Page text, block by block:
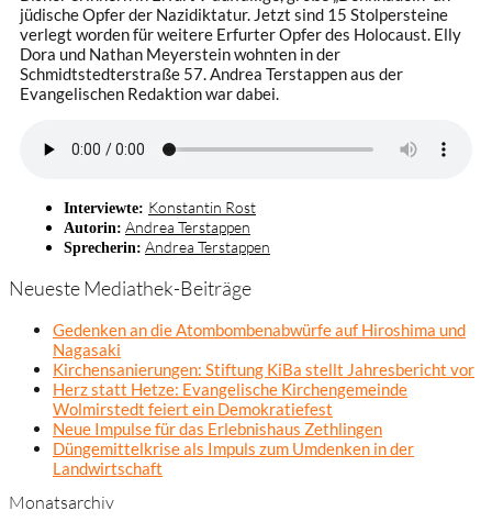
jüdische Opfer der Nazidiktatur. Jetzt sind 15 Stolpersteine
verlegt worden für weitere Erfurter Opfer des Holocaust. Elly
Dora und Nathan Meyerstein wohnten in der
Schmidtstedterstraße 57. Andrea Terstappen aus der
Evangelischen Redaktion war dabei.
Interviewte: Konstantin Rost
Autorin: Andrea Terstappen
Sprecherin: Andrea Terstappen
Neueste Mediathek-Beiträge
Gedenken an die Atombombenabwürfe auf Hiroshima und
Nagasaki
Kirchensanierungen: Stiftung KiBa stellt Jahresbericht vor
Herz statt Hetze: Evangelische Kirchengemeinde
Wolmirstedt feiert ein Demokratiefest
Neue Impulse für das Erlebnishaus Zethlingen
Düngemittelkrise als Impuls zum Umdenken in der
Landwirtschaft
Monatsarchiv